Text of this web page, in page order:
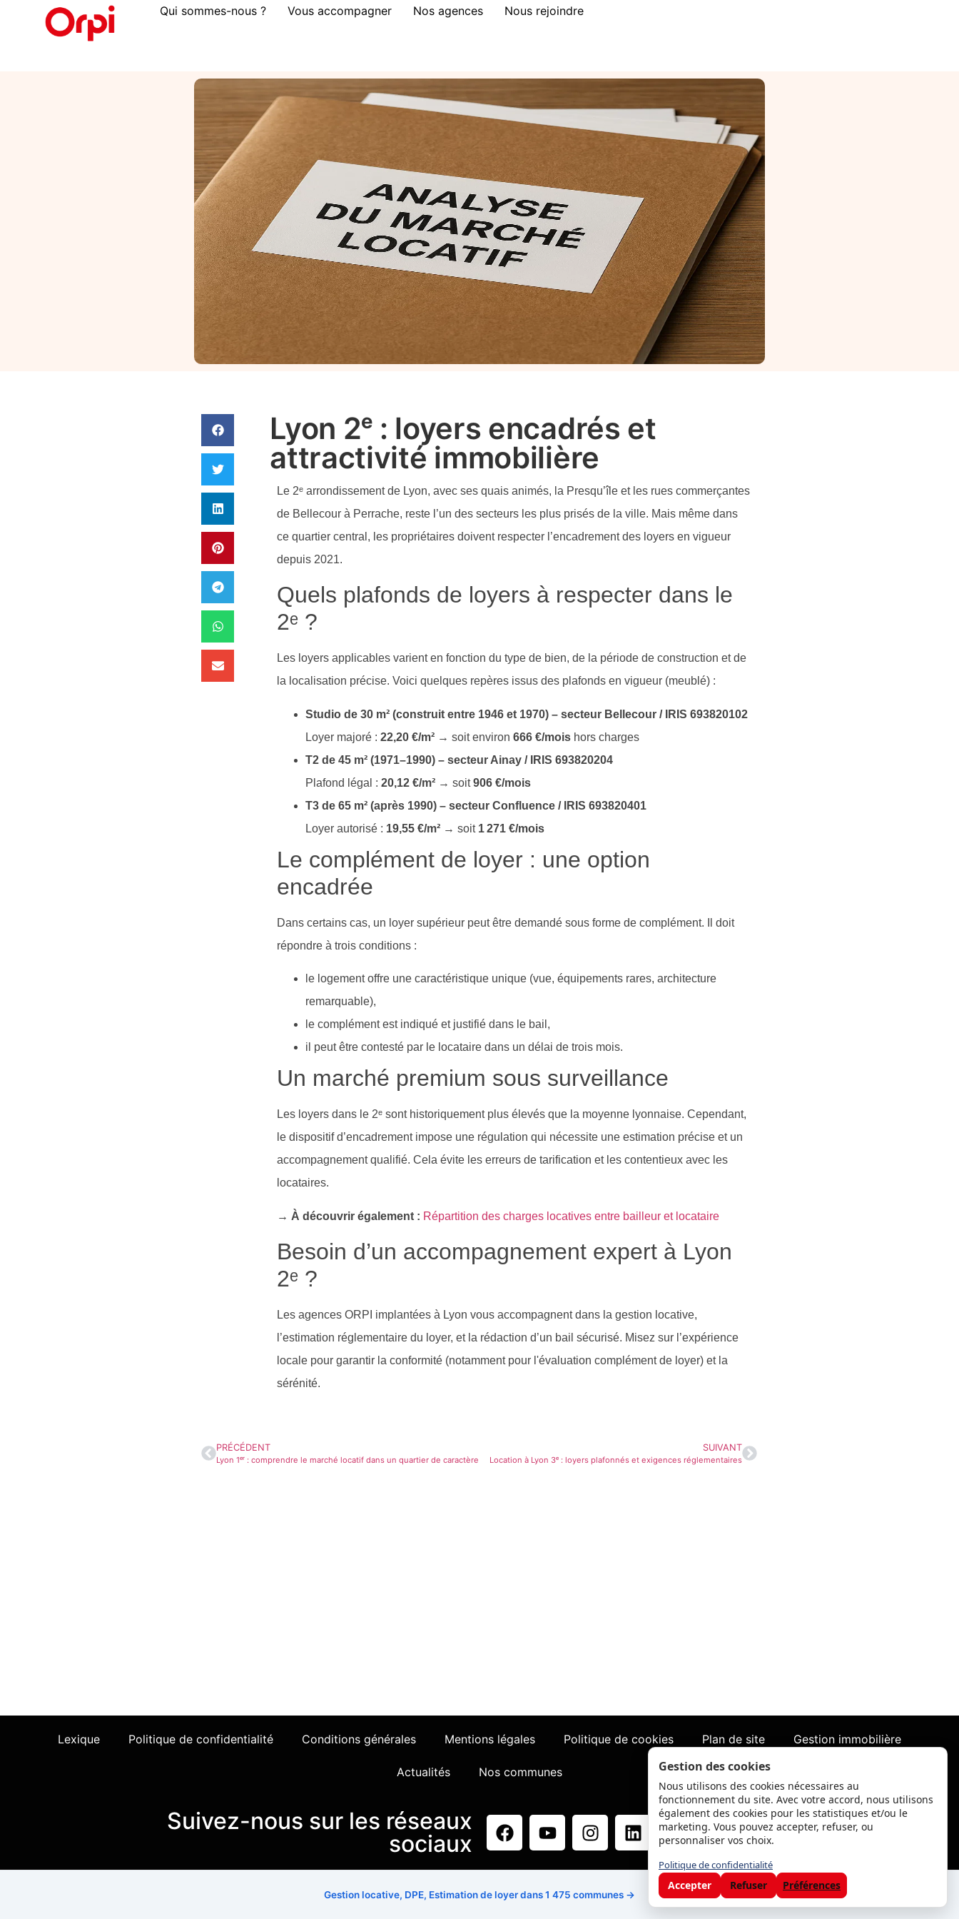
Qui sommes-nous ? Vous accompagner Nos agences Nous rejoindre
Lyon 2ᵉ : loyers encadrés et
attractivité immobilière
Le 2ᵉ arrondissement de Lyon, avec ses quais animés, la Presqu’île et les rues commerçantes
de Bellecour à Perrache, reste l’un des secteurs les plus prisés de la ville. Mais même dans
ce quartier central, les propriétaires doivent respecter l’encadrement des loyers en vigueur
depuis 2021.
Quels plafonds de loyers à respecter dans le
2ᵉ ?
Les loyers applicables varient en fonction du type de bien, de la période de construction et de
la localisation précise. Voici quelques repères issus des plafonds en vigueur (meublé) :
Studio de 30 m² (construit entre 1946 et 1970) – secteur Bellecour / IRIS 693820102
Loyer majoré :22,20 €/m² → soit environ666 €/mois hors charges
T2 de 45 m² (1971–1990) – secteur Ainay / IRIS 693820204
Plafond légal :20,12 €/m² → soit906 €/mois
T3 de 65 m² (après 1990) – secteur Confluence / IRIS 693820401
Loyer autorisé : 19,55 €/m² → soit 1 271 €/mois
Le complément de loyer : une option
encadrée
Dans certains cas, un loyer supérieur peut être demandé sous forme de complément. Il doit
répondre à trois conditions :
le logement offre une caractéristique unique (vue, équipements rares, architecture
remarquable),
le complément est indiqué et justifié dans le bail,
il peut être contesté par le locataire dans un délai de trois mois.
Un marché premium sous surveillance
Les loyers dans le 2ᵉ sont historiquement plus élevés que la moyenne lyonnaise. Cependant,
le dispositif d’encadrement impose une régulation qui nécessite une estimation précise et un
accompagnement qualifié. Cela évite les erreurs de tarification et les contentieux avec les
locataires.
→ À découvrir également : Répartition des charges locatives entre bailleur et locataire
Besoin d’un accompagnement expert à Lyon
2ᵉ ?
Les agences ORPI implantées à Lyon vous accompagnent dans la gestion locative,
l’estimation réglementaire du loyer, et la rédaction d’un bail sécurisé. Misez sur l’expérience
locale pour garantir la conformité (notamment pour l'évaluation complément de loyer) et la
sérénité.
PRÉCÉDENT
Lyon 1ᵉʳ : comprendre le marché locatif dans un quartier de caractère
SUIVANT
Location à Lyon 3ᵉ : loyers plafonnés et exigences réglementaires
Lexique Politique de confidentialité Conditions générales Mentions légales Politique de cookies Plan de site Gestion immobilière
Actualités Nos communes
Suivez-nous sur les réseaux
sociaux
Gestion des cookies
Nous utilisons des cookies nécessaires au
fonctionnement du site. Avec votre accord, nous utilisons
également des cookies pour les statistiques et/ou le
marketing. Vous pouvez accepter, refuser, ou
personnaliser vos choix.
Politique de confidentialité
Accepter Refuser Préférences
Gestion locative, DPE, Estimation de loyer dans 1 475 communes →